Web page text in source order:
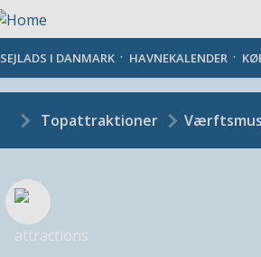
SEJLADS I DANMARK HAVNEKALENDER
Topattraktioner